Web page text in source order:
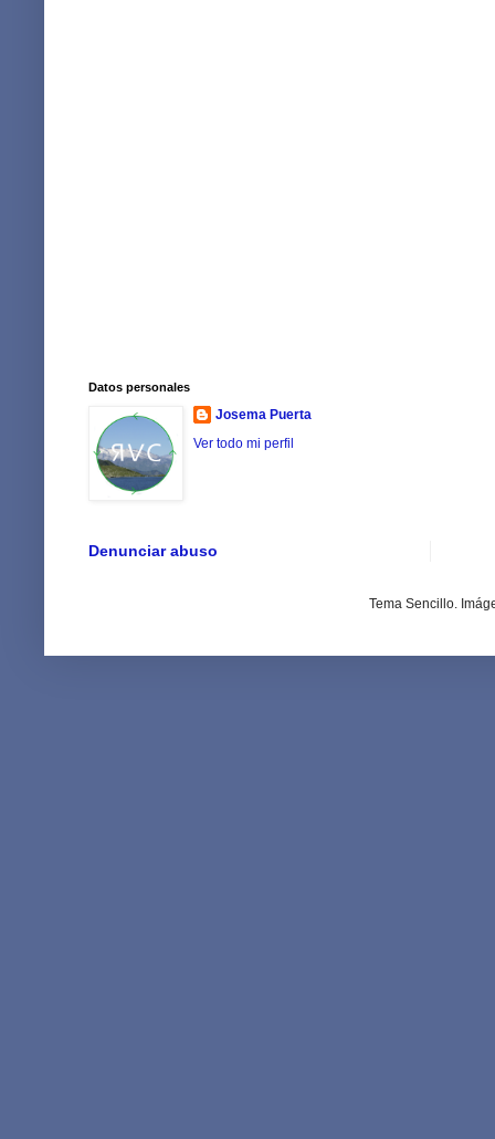
Datos personales
Josema Puerta
Ver todo mi perfil
Denunciar abuso
Tema Sencillo.